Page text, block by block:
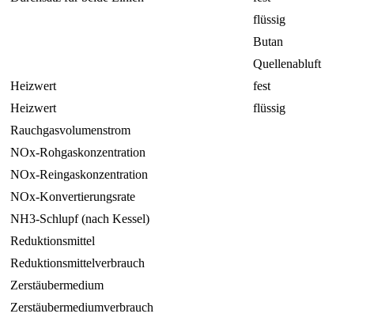
flüssig
Butan
Quellenabluft
Heizwert
fest
Heizwert
flüssig
Rauchgasvolumenstrom
NOx-Rohgaskonzentration
NOx-Reingaskonzentration
NOx-Konvertierungsrate
NH3-Schlupf (nach Kessel)
Reduktionsmittel
Reduktionsmittelverbrauch
Zerstäubermedium
Zerstäubermediumverbrauch